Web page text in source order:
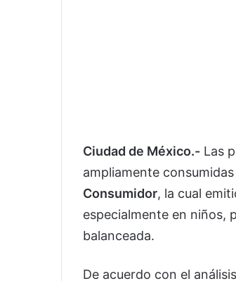
Ciudad de México.- Las
ampliamente
Consumidor, la cual
especialmente en niños,
balanceada.
De acuerdo con el